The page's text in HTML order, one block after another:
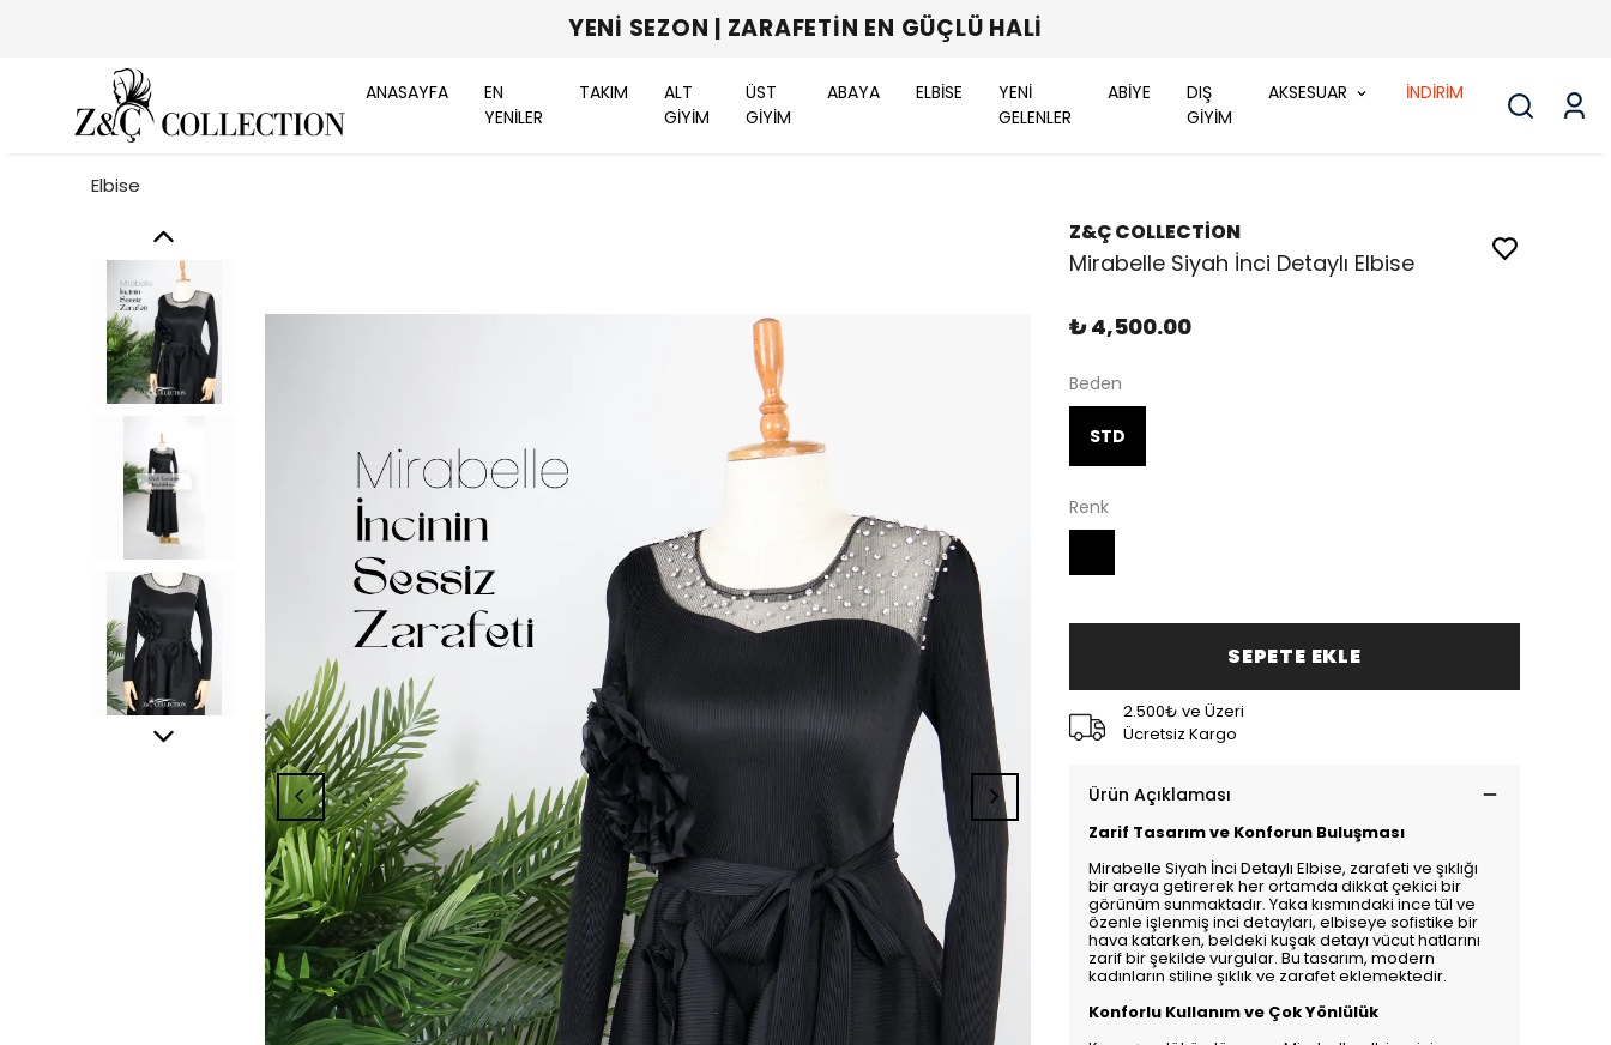
YENI SEZON | ZARAFETIN EN GÜÇLÜ HALI
ANASAYFA
EN
YENİLER
TAKIM
ALT
GİYİM
ÜST
GİYİM
ABAYA ELBİSE
YENİ
GELENLER
ABİYE
DIŞ
GİYİM
AKSESUAR İNDİRİM
Elbise
Z&Ç COLLECTİON
Mirabelle Siyah İnci Detaylı Elbise
₺ 4,500.00
Beden
STD
Renk
SEPETE EKLE
2.500₺ ve Üzeri
Ücretsiz Kargo
Ürün Açıklaması
Zarif Tasarım ve Konforun Buluşması
Mirabelle Siyah İnci Detaylı Elbise, zarafeti ve şıklığı
bir araya getirerek her ortamda dikkat çekici bir
görünüm sunmaktadır. Yaka kısmındaki ince tül ve
özenle işlenmiş inci detayları, elbiseye sofistike bir
hava katarken, beldeki kuşak detayı vücut hatlarını
zarif bir şekilde vurgular. Bu tasarım, modern
kadınların stiline şıklık ve zarafet eklemektedir.
Konforlu Kullanım ve Çok Yönlülük